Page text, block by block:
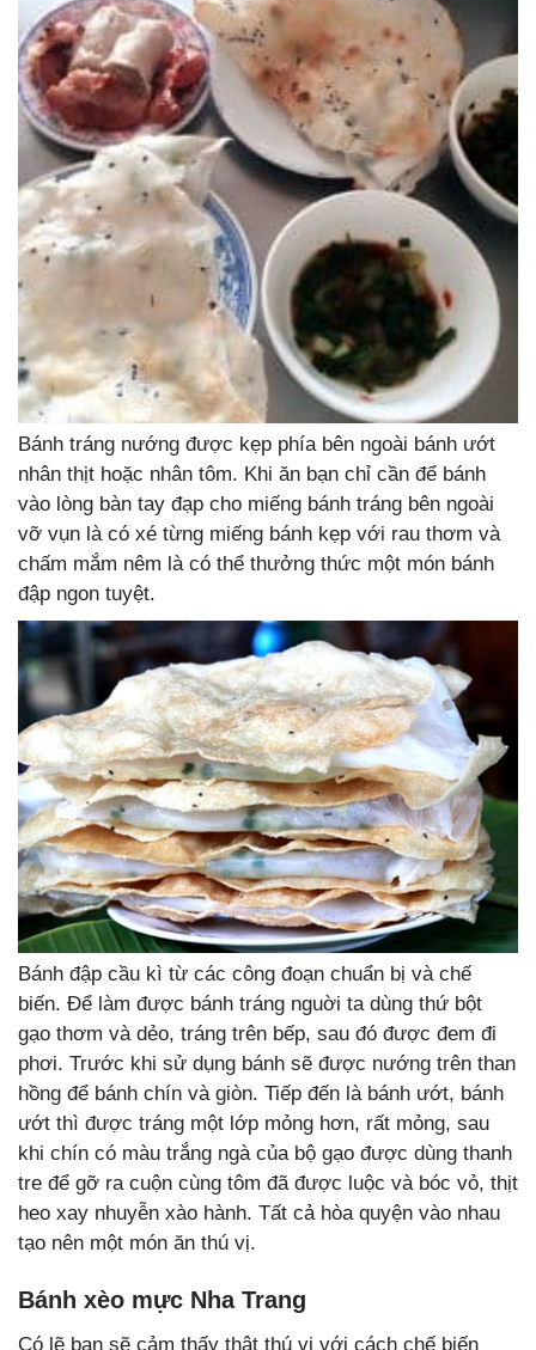
Bánh tráng nướng được kẹp phía bên ngoài bánh ướt
nhân thịt hoặc nhân tôm. Khi ăn bạn chỉ cần để bánh
vào lòng bàn tay đạp cho miếng bánh tráng bên ngoài
vỡ vụn là có xé từng miếng bánh kẹp với rau thơm và
chấm mắm nêm là có thể thưởng thức một món bánh
đập ngon tuyệt.
Bánh đập cầu kì từ các công đoạn chuẩn bị và chế
biến. Để làm được bánh tráng nguời ta dùng thứ bột
gạo thơm và dẻo, tráng trên bếp, sau đó được đem đi
phơi. Trước khi sử dụng bánh sẽ được nướng trên than
hồng để bánh chín và giòn. Tiếp đến là bánh ướt, bánh
ướt thì được tráng một lớp mỏng hơn, rất mỏng, sau
khi chín có màu trắng ngà của bộ gạo được dùng thanh
tre để gỡ ra cuộn cùng tôm đã được luộc và bóc vỏ, thịt
heo xay nhuyễn xào hành. Tất cả hòa quyện vào nhau
tạo nên một món ăn thú vị.
Bánh xèo mực Nha Trang
Có lẽ bạn sẽ cảm thấy thật thú vị với cách chế biến